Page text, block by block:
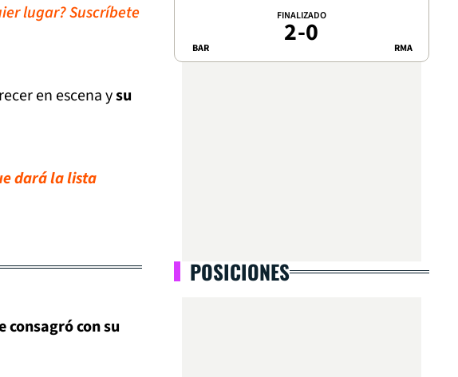
lugar? Suscríbete
en escena ysu
dará la lista
consagró con su
BAR
FINALIZADO
2-0 RMA
POSICIONES